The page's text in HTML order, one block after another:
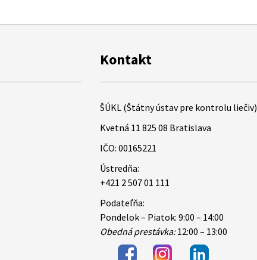
Kontakt
ŠÚKL (Štátny ústav pre kontrolu liečiv)
Kvetná 11 825 08 Bratislava
IČO: 00165221
Ústredňa:
+421 2 507 01 111
Podateľňa:
Pondelok – Piatok: 9:00 – 14:00
Obedná prestávka:12:00 – 13:00